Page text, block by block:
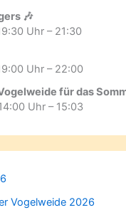
🎶
Uhr – 21:30
Uhr – 22:00
für das
Uhr – 15:03
Vogelweide 2026